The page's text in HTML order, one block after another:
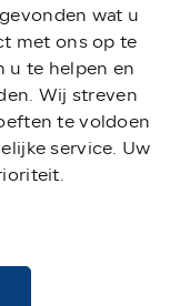
wat u
met ons op te
u te helpen en
Wij streven
te voldoen
service. Uw